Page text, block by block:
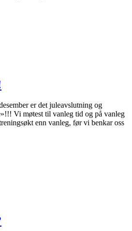
er det juleavslutning og
Vi møtest til vanleg tid og på vanleg
enn vanleg, før vi benkar oss